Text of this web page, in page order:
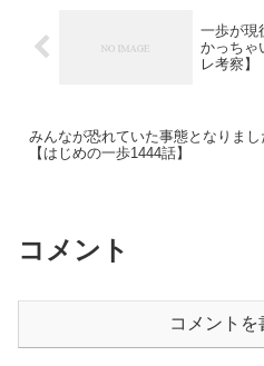
一歩が現
かっちゃ
レ考察】
みんなが恐れていた事態となりまし
【はじめの一歩1444話】
コメント
コメントを